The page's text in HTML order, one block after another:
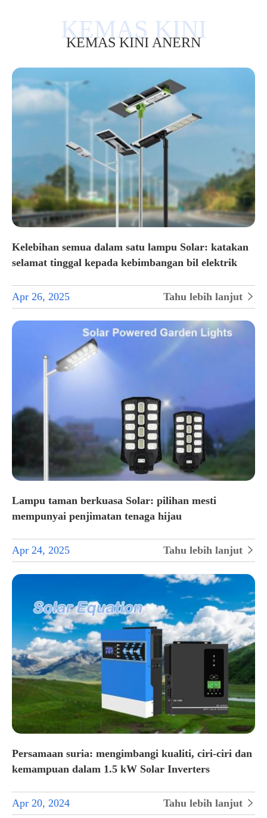
KEMAS KINI ANERN
Kelebihan semua dalam satu lampu Solar: katakan
selamat tinggal kepada kebimbangan bil elektrik
Apr 26, 2025 Tahu lebih lanjut 
Lampu taman berkuasa Solar: pilihan mesti
mempunyai penjimatan tenaga hijau
Apr 24, 2025 Tahu lebih lanjut 
Persamaan suria: mengimbangi kualiti, ciri-ciri dan
kemampuan dalam 1.5 kW Solar Inverters
Apr 20, 2024 Tahu lebih lanjut 